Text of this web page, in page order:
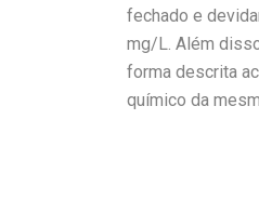
fechado e
mg/L. Além
forma descrita
químico da